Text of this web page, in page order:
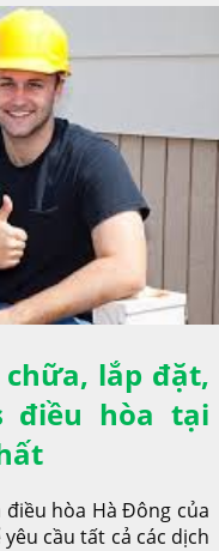
lắp đặt,
điều hòa tại
hòa Hà Đông của
cầu tất cả các dịch